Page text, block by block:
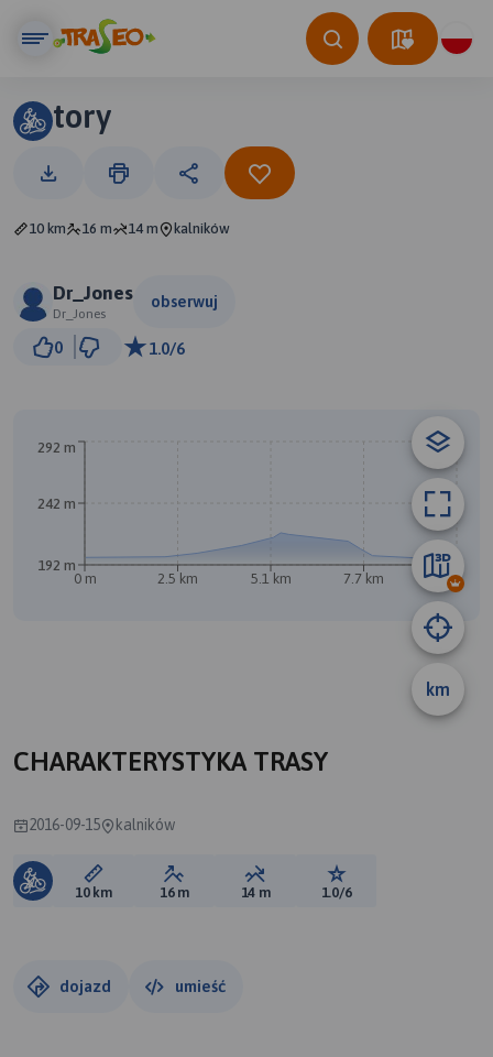
tory
10 km 16 m 14 m kalników
Dr_Jones
Dr_Jones
obserwuj
0 1.0/6
km
0 m 2.5 km 5.1 km 7.7 km 10 km
192 m
242 m
292 m
CHARAKTERYSTYKA TRASY
2016-09-15 kalników
Długość trasy:
10 km Suma przewyższeń:
16 m Suma spadków:
14 m Ocena trasy:
1.0/6
dojazd umieść